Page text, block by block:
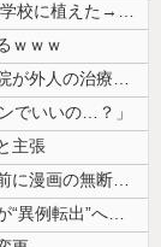
【復讐】 絶対に「植えてはいけない植物」を小学校に植えた→20年経って...
ｗｗｗ
【速報】外人の医療費未払いが多すぎたので病院が外人の治療を断るようにな...
でいいの…？」
主張
森川ジョージ「みい山アンチは正義を主張する前に漫画の無断転載をやめろよ...
【総務省人事】エース級の財務官僚・一松旬氏が“異例転出”へ 官邸幹部「...